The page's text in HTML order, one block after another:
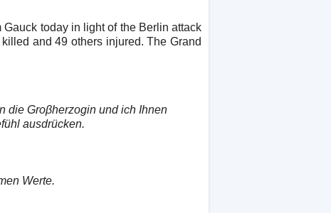
today in light of the Berlin attack
and 49 others injured. The Grand
die Groβherzogin und ich Ihnen
ausdrücken.
Werte.